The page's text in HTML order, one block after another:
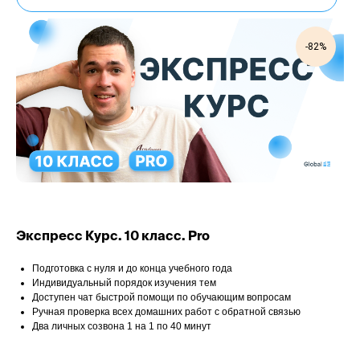
-82%
Экспресс Курс. 10 класс. Pro
Подготовка с нуля и до конца учебного года
Индивидуальный порядок изучения тем
Доступен чат быстрой помощи по обучающим вопросам
Ручная проверка всех домашних работ с обратной связью
Два личных созвона 1 на 1 по 40 минут